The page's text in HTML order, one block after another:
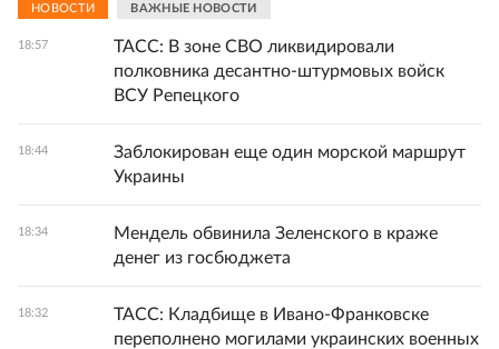
НОВОСТИ ВАЖНЫЕ НОВОСТИ
18:57
ТАСС: В зоне СВО ликвидировали
полковника десантно-штурмовых войск
ВСУ Репецкого
18:44
Заблокирован еще один морской маршрут
Украины
18:34
Мендель обвинила Зеленского в краже
денег из госбюджета
18:32
ТАСС: Кладбище в Ивано-Франковске
переполнено могилами украинских военных